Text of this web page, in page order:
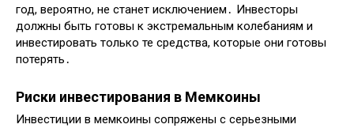
год, вероятно, не станет исключением․ Инвесторы
должны быть готовы к экстремальным колебаниям и
инвестировать только те средства, которые они готовы
потерять․
Риски инвестирования в Мемкоины
Инвестиции в мемкоины сопряжены с серьезными